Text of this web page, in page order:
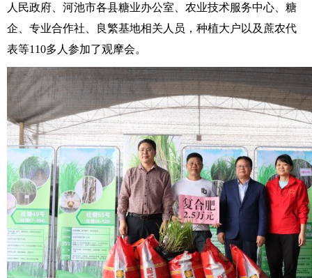
人民政府、河池市各县糖业办公室、农业技术服务中心、糖
企、专业合作社、良繁基地相关人员，种植大户以及蔗农代
表等110多人参加了观摩会。